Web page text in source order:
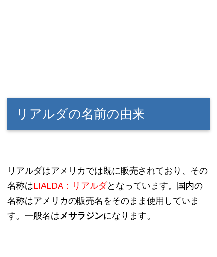
リアルダの名前の由来
リアルダはアメリカでは既に販売されており、その
名称はLIALDA：リアルダとなっています。国内の
名称はアメリカの販売名をそのまま使用していま
す。一般名は メサラジンになります。